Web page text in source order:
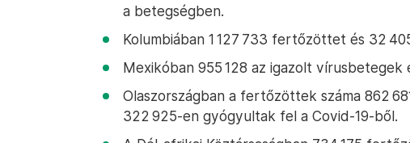
a betegségben.
Kolumbiában 1 127 733 fertőzöttet és 32
Mexikóban 955 128 az igazolt vírusbetegek
Olaszországban a fertőzöttek száma 862
322 925-en gyógyultak fel a Covid-19-ből.